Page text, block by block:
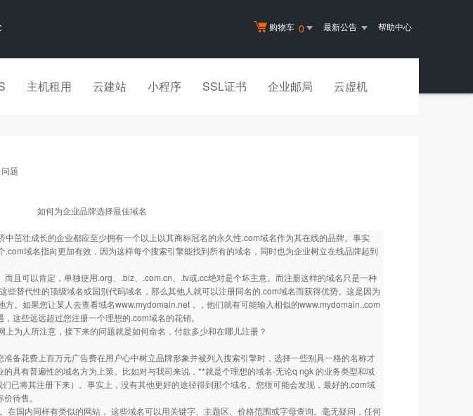
购物车 0 最新公告 帮助中心
主机租用 云建站 小程序 SSL证书 企业邮局 云虚机
题
如何为企业品牌选择最佳域名
茁壮成长的企业都应至少拥有一个以上以其商标冠名的永久性.com域名作为其在线的品牌。事实
.com域名指向更加有效，因为这样每个搜索引擎能找到所有的域名，同时也为企业树立在线品牌起到
且可以肯定，单独使用.org、.biz、.com.cn、.tv或.cc绝对是个坏主意。而注册这样的域名只是一种
些替代性的顶级域名或国别代码域名，那么其他人就可以注册同名的.com域名而获得优势。这是因为
方。如果您让某人去查看域名www.mydomain.net ，，他们就有可能输入相似的www.mydomain..com
这些远远超过您注册一个理想的.com域名的花销。
为人所注意，接下来的问题就是如何命名，付款多少和在哪儿注册？
备花费上百万元广告费在用户心中树立品牌形象并被列入搜索引擎时，选择一些别具一格的名称才
具有普遍性的域名方为上策。比如对与我司来说，**就是个理想的域名-无论q ngk 的业务类型和域
已将其注册下来）。事实上，没有其他更好的途径得到那个域名。您很可能会发现，最好的.com域
待售。
国内同样有类似的网站， 这些域名可以用关键字、主题区、价格范围或字母查询。毫无疑问，任何